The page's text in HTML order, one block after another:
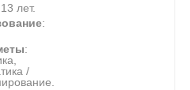
лет.
:
:
/